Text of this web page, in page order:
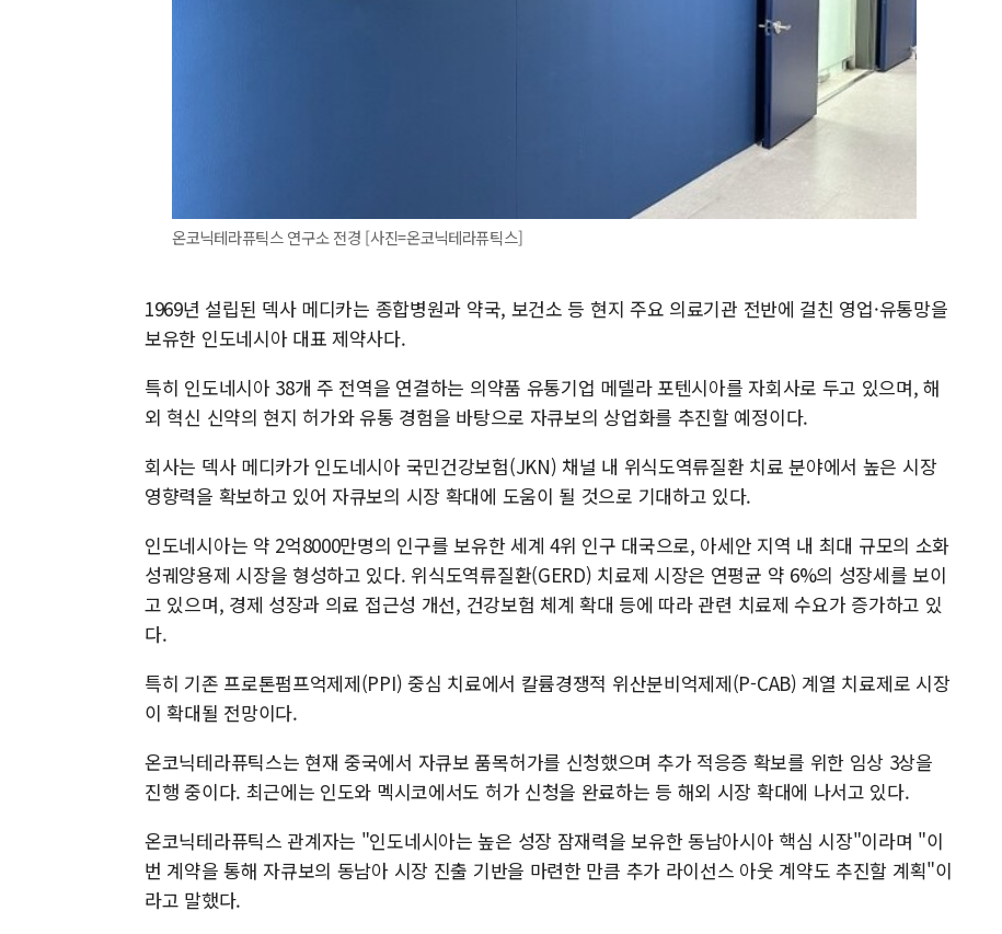
온코닉테라퓨틱스 연구소 전경 [사진=온코닉테라퓨틱스]
1969년 설립된 덱사 메디카는 종합병원과 약국, 보건소 등 현지 주요 의료기관 전반에 걸친 영업·유통망을
보유한 인도네시아 대표 제약사다.
특히 인도네시아 38개 주 전역을 연결하는 의약품 유통기업 메델라 포텐시아를 자회사로 두고 있으며, 해
외 혁신 신약의 현지 허가와 유통 경험을 바탕으로 자큐보의 상업화를 추진할 예정이다.
회사는 덱사 메디카가 인도네시아 국민건강보험(JKN) 채널 내 위식도역류질환 치료 분야에서 높은 시장
영향력을 확보하고 있어 자큐보의 시장 확대에 도움이 될 것으로 기대하고 있다.
인도네시아는 약 2억8000만명의 인구를 보유한 세계 4위 인구 대국으로, 아세안 지역 내 최대 규모의 소화
성궤양용제 시장을 형성하고 있다. 위식도역류질환(GERD) 치료제 시장은 연평균 약 6%의 성장세를 보이
고 있으며, 경제 성장과 의료 접근성 개선, 건강보험 체계 확대 등에 따라 관련 치료제 수요가 증가하고 있
다.
특히 기존 프로톤펌프억제제(PPI) 중심 치료에서 칼륨경쟁적 위산분비억제제(P-CAB) 계열 치료제로 시장
이 확대될 전망이다.
온코닉테라퓨틱스는 현재 중국에서 자큐보 품목허가를 신청했으며 추가 적응증 확보를 위한 임상 3상을
진행 중이다. 최근에는 인도와 멕시코에서도 허가 신청을 완료하는 등 해외 시장 확대에 나서고 있다.
온코닉테라퓨틱스 관계자는 "인도네시아는 높은 성장 잠재력을 보유한 동남아시아 핵심 시장"이라며 "이
번 계약을 통해 자큐보의 동남아 시장 진출 기반을 마련한 만큼 추가 라이선스 아웃 계약도 추진할 계획"이
라고 말했다.